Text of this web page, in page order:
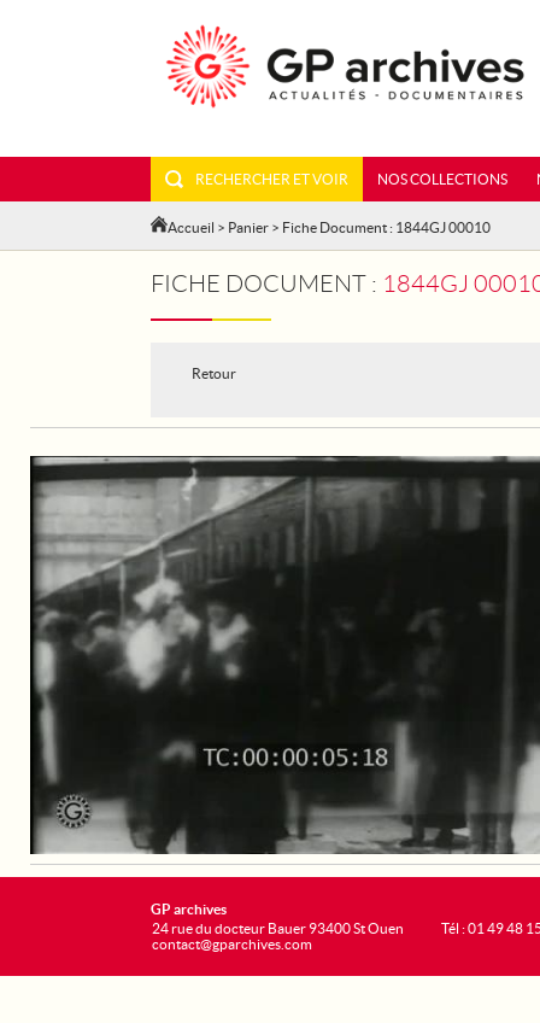
RECHERCHER ET VOIR NOS COLLECTIONS
Accueil > Panier > Fiche Document : 1844GJ 00010
FICHE DOCUMENT : 1844GJ 00010 -
Retour
GP archives
24 rue du docteur Bauer 93400 St Ouen
contact@gparchives.com
Tél : 01 49 48